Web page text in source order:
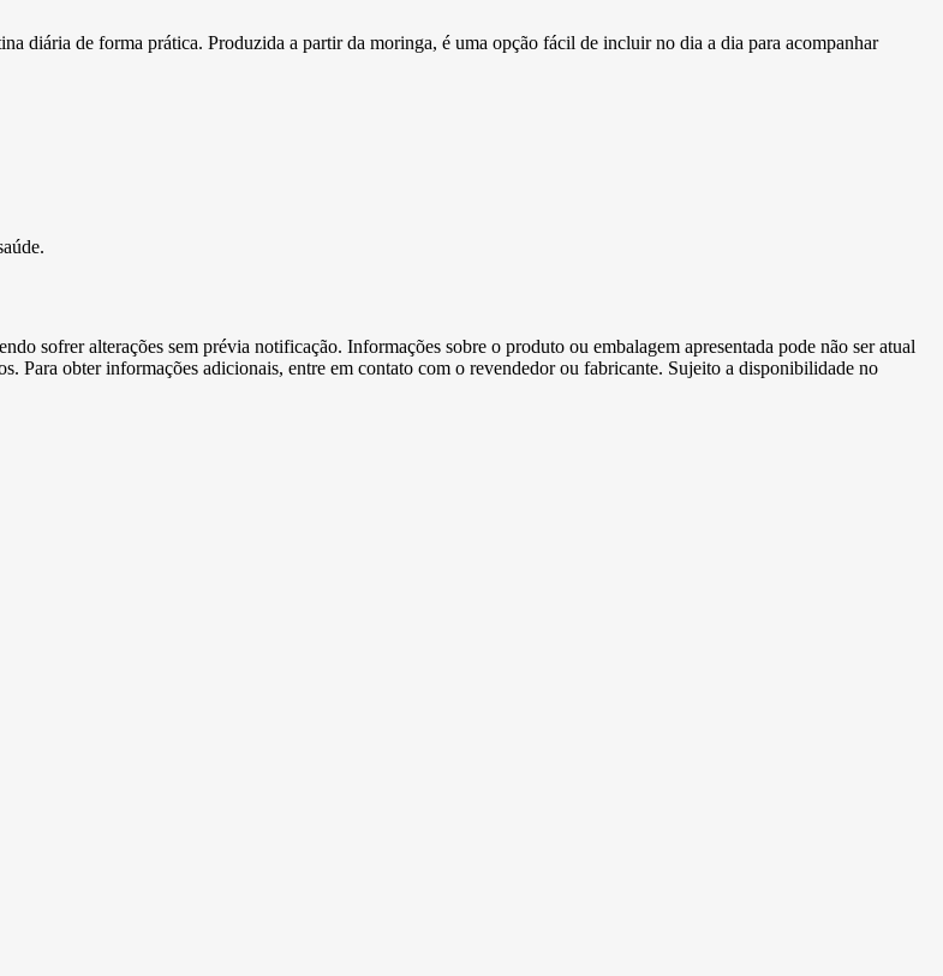
diária de forma prática. Produzida a partir da moringa, é uma opção fácil de incluir no dia a dia para acompanhar
sofrer alterações sem prévia notificação. Informações sobre o produto ou embalagem apresentada pode não ser atual
Para obter informações adicionais, entre em contato com o revendedor ou fabricante. Sujeito a disponibilidade no